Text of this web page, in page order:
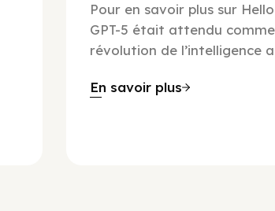
Pour en savoir plus sur
GPT-5 était attendu
révolution de l’intelligence
En savoir plus